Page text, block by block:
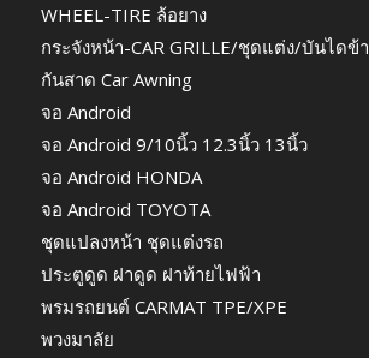
WHEEL-TIRE ล้อยาง
กระจังหน้า-CAR GRILLE/ชุดแต่ง/บันไดข้
กันสาด Car Awning
จอ Android
จอ Android 9/10นิ้ว 12.3นิ้ว 13นิ้ว
จอ Android HONDA
จอ Android TOYOTA
ชุดแปลงหน้า ชุดแต่งรถ
ประตูดูด ฝาดูด ฝาท้ายไฟฟ้า
พรมรถยนต์ CARMAT TPE/XPE
พวงมาลัย